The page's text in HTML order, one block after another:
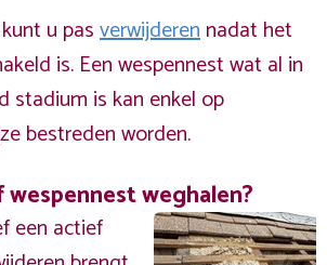
u pasverwijderennadat het
is. Een wespennest wat al in
stadium is kan enkel op
bestreden worden.
weghalen?
een actief